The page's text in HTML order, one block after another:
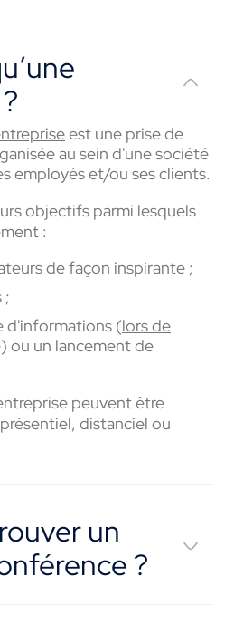
est une prise de
au sein d'une société
employés et/ou ses clients.
objectifs parmi lesquels
:
de façon inspirante ;
;
d'informations (lors de
ou un lancement de
peuvent être
distanciel ou
un
?